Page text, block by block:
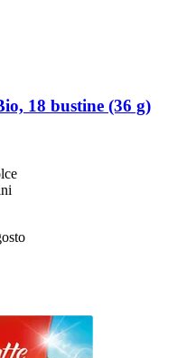
18 bustine (36 g)